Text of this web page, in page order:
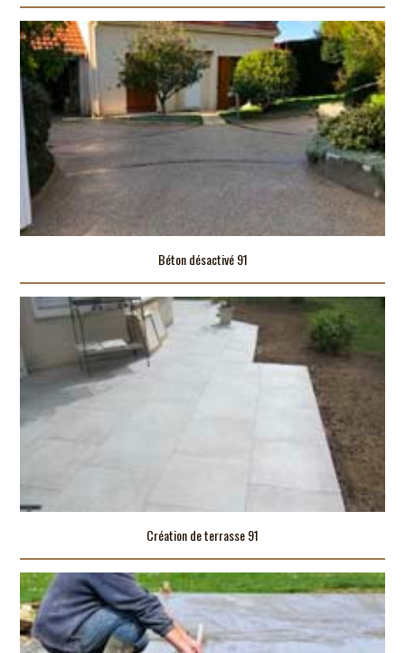
Béton désactivé 91
Création de terrasse 91